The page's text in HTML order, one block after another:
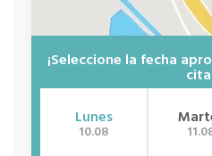
¡Seleccione la fecha
Lunes
10.08